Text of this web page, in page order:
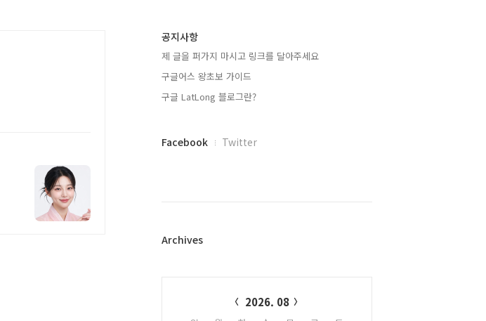
글
공지사항
제 글을 퍼가지 마시고 링크를 달아주세요
구글어스 왕초보 가이드
구글 LatLong 블로그란?
페
플
Facebook Twitter
Archives
2026. 08